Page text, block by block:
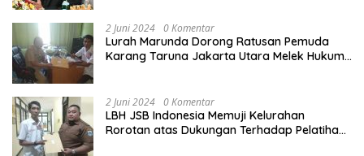
2 Juni 2024 0 Komentar
Lurah Marunda Dorong Ratusan Pemuda
Karang Taruna Jakarta Utara Melek Hukum
2 Juni 2024 0 Komentar
LBH JSB Indonesia Memuji Kelurahan
Rorotan atas Dukungan Terhadap Pelatihan